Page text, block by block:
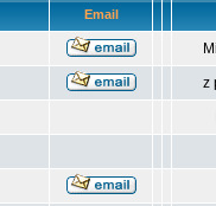
Email
z